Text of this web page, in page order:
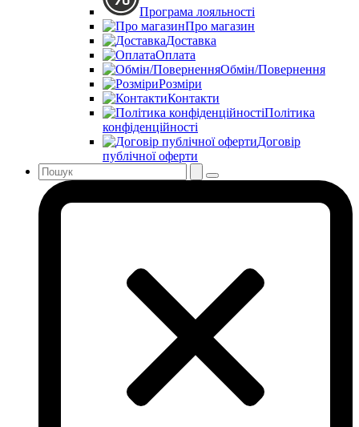
Програма лояльності
Про магазин
Доставка
Оплата
Обмін/Повернення
Розміри
Контакти
Політика
конфіденційності
Договір
публічної оферти